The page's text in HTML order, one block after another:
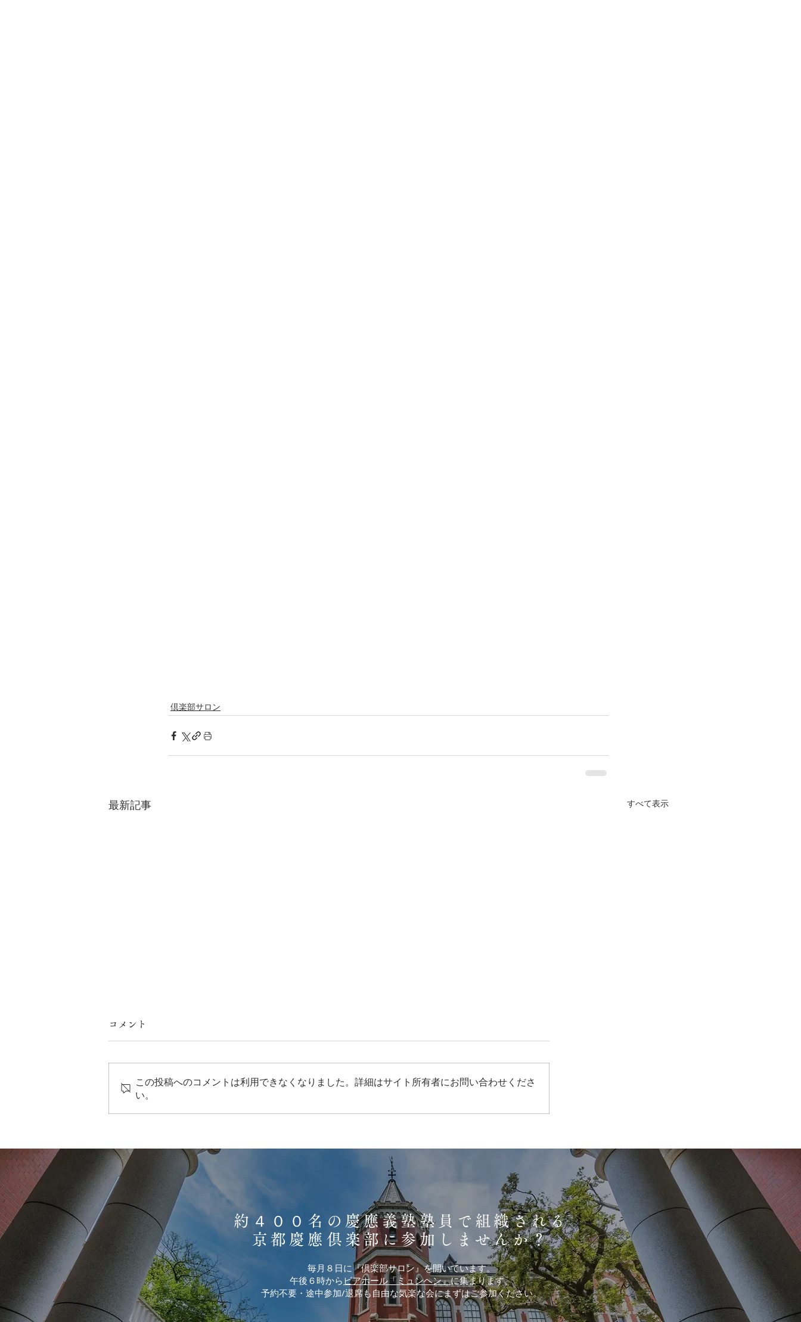
倶楽部サロン
最新記事 すべて表示
コメント
この投稿へのコメントは利用できなくなりました。詳細はサイト所有者にお問い合わせくださ
い。
約４００名の慶應義塾塾員で組織される
京都慶應倶楽部に参加しませんか？
毎月８日に『倶楽部サロン』を開いています。
午後６時から ビアホール「ミュンヘン」に集まります。
予約不要・途中参加/退席も自由な気楽な会にまずはご参加ください。